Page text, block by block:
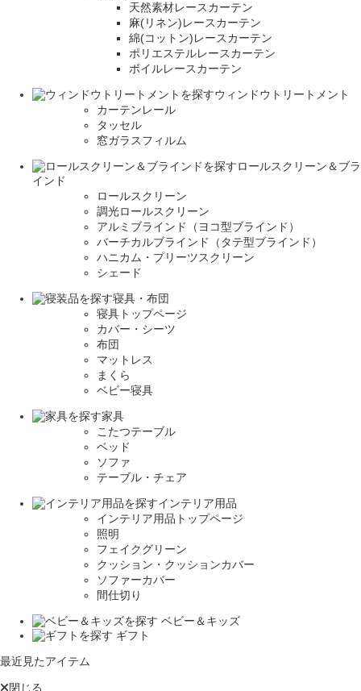
天然素材レースカーテン
麻(リネン)レースカーテン
綿(コットン)レースカーテン
ポリエステルレースカーテン
ボイルレースカーテン
ウィンドウトリートメント
カーテンレール
タッセル
窓ガラスフィルム
ロールスクリーン＆ブラ
インド
ロールスクリーン
調光ロールスクリーン
アルミブラインド（ヨコ型ブラインド）
バーチカルブラインド（タテ型ブラインド）
ハニカム・プリーツスクリーン
シェード
寝具・布団
寝具トップページ
カバー・シーツ
布団
マットレス
まくら
ベビー寝具
家具
こたつテーブル
ベッド
ソファ
テーブル・チェア
インテリア用品
インテリア用品トップページ
照明
フェイクグリーン
クッション・クッションカバー
ソファーカバー
間仕切り
ベビー＆キッズ
ギフト
最近見たアイテム
閉じる